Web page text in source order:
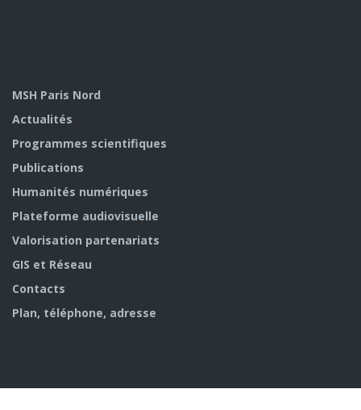
MSH Paris Nord
Actualités
Programmes scientifiques
Publications
Humanités numériques
Plateforme audiovisuelle
Valorisation partenariats
GIS et Réseau
Contacts
Plan, téléphone, adresse